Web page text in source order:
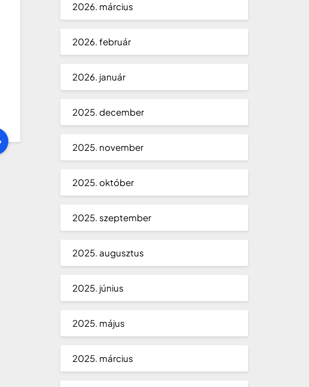
2026. március
2026. február
2026. január
2025. december
2025. november
2025. október
2025. szeptember
2025. augusztus
2025. június
2025. május
2025. március